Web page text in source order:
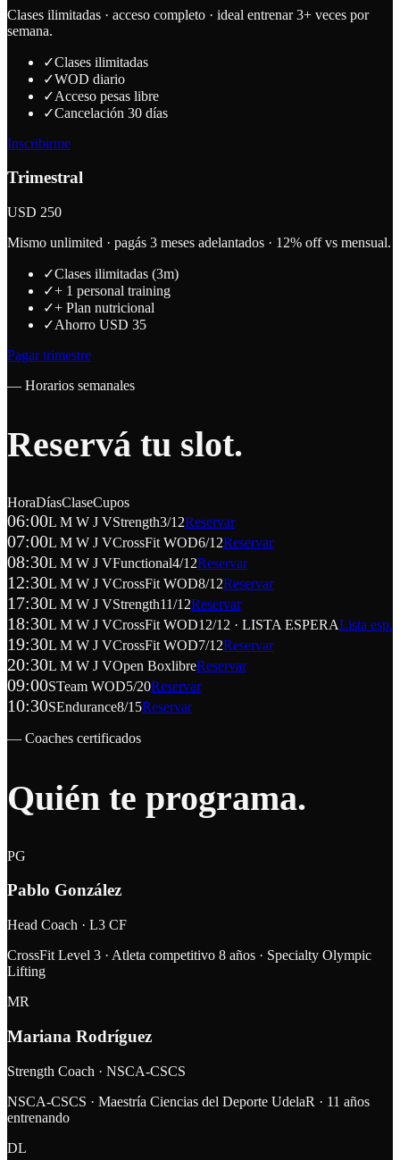
Clases ilimitadas · acceso completo · ideal entrenar 3+ veces por
semana.
✓Clases ilimitadas
✓WOD diario
✓Acceso pesas libre
✓Cancelación 30 días
Inscribirme
Trimestral
USD 250
Mismo unlimited · pagás 3 meses adelantados · 12% off vs mensual.
✓Clases ilimitadas (3m)
✓+ 1 personal training
✓+ Plan nutricional
✓Ahorro USD 35
Pagar trimestre
— Horarios semanales
Reservá tu slot.
HoraDíasClaseCupos
06:00L M W J VStrength3/12Reservar
07:00L M W J VCrossFit WOD6/12Reservar
08:30L M W J VFunctional4/12Reservar
12:30L M W J VCrossFit WOD8/12Reservar
17:30L M W J VStrength11/12Reservar
18:30L M W J VCrossFit WOD12/12 · LISTA ESPERALista esp.
19:30L M W J VCrossFit WOD7/12Reservar
20:30L M W J VOpen BoxlibreReservar
09:00STeam WOD5/20Reservar
10:30SEndurance8/15Reservar
— Coaches certificados
Quién te programa.
PG
Pablo González
Head Coach · L3 CF
CrossFit Level 3 · Atleta competitivo 8 años · Specialty Olympic
Lifting
MR
Mariana Rodríguez
Strength Coach · NSCA-CSCS
NSCA-CSCS · Maestría Ciencias del Deporte UdelaR · 11 años
entrenando
DL